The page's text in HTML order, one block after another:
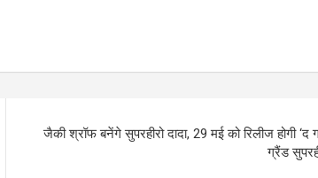
जैकी श्रॉफ बनेंगे सुपरहीरो दादा, 29 मई को रिलीज होगी ‘द
ग्रैंड